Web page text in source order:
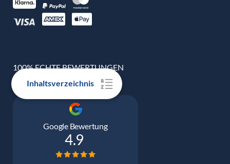
Inhaltsverzeichnis
100% ECHTE BEWERTUNGEN
Google Bewertung
4.9